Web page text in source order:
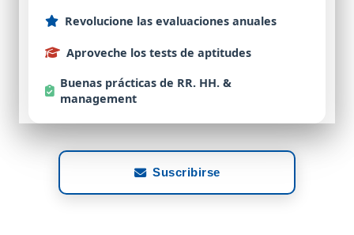
Revolucione las evaluaciones anuales
Aproveche los tests de aptitudes
Buenas prácticas de RR. HH. &
management
Suscribirse